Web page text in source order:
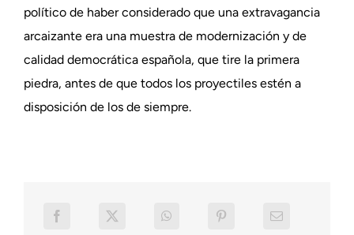
político de haber considerado que una extravagancia
arcaizante era una muestra de modernización y de
calidad democrática española, que tire la primera
piedra, antes de que todos los proyectiles estén a
disposición de los de siempre.